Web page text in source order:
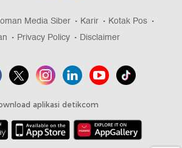
Media Siber Karir
Kotak Pos
Privacy Policy Disclaimer
aplikasi detikcom